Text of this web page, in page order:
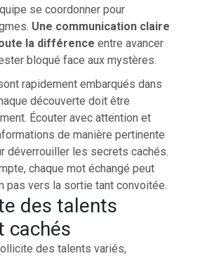
se coordonner pour
Une communication claire
la différence entre avancer
bloqué face aux mystères.
rapidement embarqués dans
découverte doit être
Écouter avec attention et
de manière pertinente
déverrouiller les secrets cachés.
chaque mot échangé peut
pas vers la sortie tant convoitée.
des talents
cachés
des talents variés,